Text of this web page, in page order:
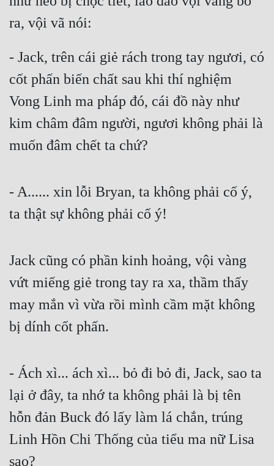
Quân Sự
Sảng Văn
Sủng
Thanh Xuân
Tiên Hiệp
Tiểu Thuyết
Tu Chân
Tội Phạm
Võ Hiệp
Võng Du
Xuyên Không
Xuyên Nhanh
ra, vội vã nói:
- Jack, trên cái giẻ rách trong tay ngươi, có
cốt phấn biến chất sau khi thí nghiệm
Vong Linh ma pháp đó, cái đồ này như
kim châm đâm người, ngươi không phải là
muốn đâm chết ta chứ?
- A...... xin lỗi Bryan, ta không phải cố ý,
ta thật sự không phải cố ý!
Jack cũng có phần kinh hoảng, vội vàng
vứt miếng giẻ trong tay ra xa, thầm thấy
may mắn vì vừa rồi mình cầm mặt không
bị dính cốt phấn.
- Ách xì... ách xì... bỏ đi bỏ đi, Jack, sao ta
lại ở đây, ta nhớ ta không phải là bị tên
hỗn đản Buck đó lấy làm lá chắn, trúng
Linh Hồn Chi Thống của tiểu ma nữ Lisa
sao?